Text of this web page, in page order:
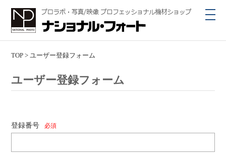
TOP > ユーザー登録フォーム
ユーザー登録フォーム
登録番号 必須